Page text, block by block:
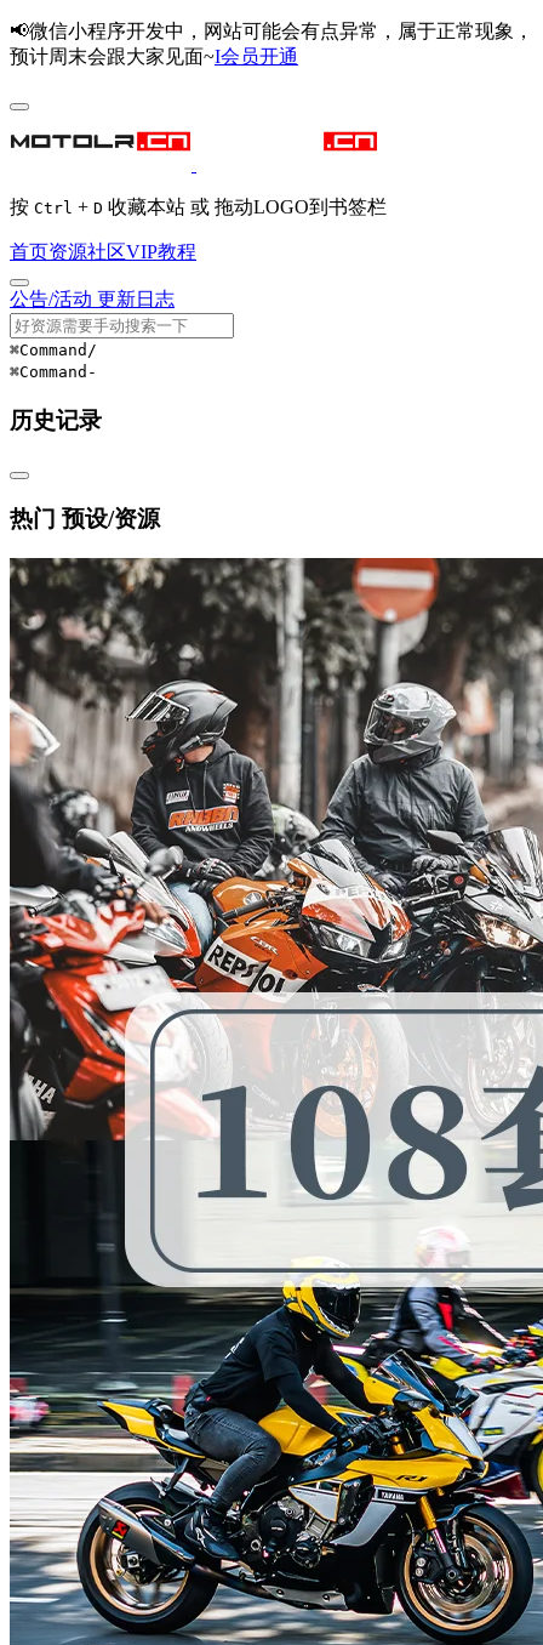
📢微信小程序开发中，网站可能会有点异常，属于正常现象，
预计周末会跟大家见面~I会员开通
按 Ctrl + D 收藏本站 或 拖动LOGO到书签栏
首页资源社区VIP教程
公告/活动 更新日志
⌘Command /
⌘Command -
历史记录
热门 预设/资源